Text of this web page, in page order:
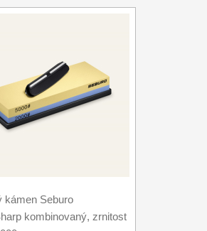
kámen Seburo
kombinovaný, zrnitost